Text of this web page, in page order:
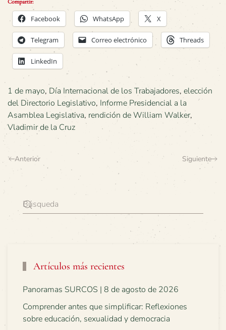
Compartir:
Facebook WhatsApp X
Telegram Correo electrónico Threads
LinkedIn
1 de mayo, Día Internacional de los Trabajadores, elección
del Directorio Legislativo, Informe Presidencial a la
Asamblea Legislativa, rendición de William Walker,
Vladimir de la Cruz
Anterior Siguiente
Artículos más recientes
Panoramas SURCOS | 8 de agosto de 2026
Comprender antes que simplificar: Reflexiones
sobre educación, sexualidad y democracia